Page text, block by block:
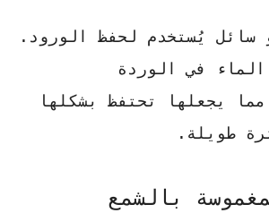
سائل يُستخدم لحفظ الورود.
في الوردة
مما يجعلها تحتفظ بشكلها
طويلة.
بالشمع